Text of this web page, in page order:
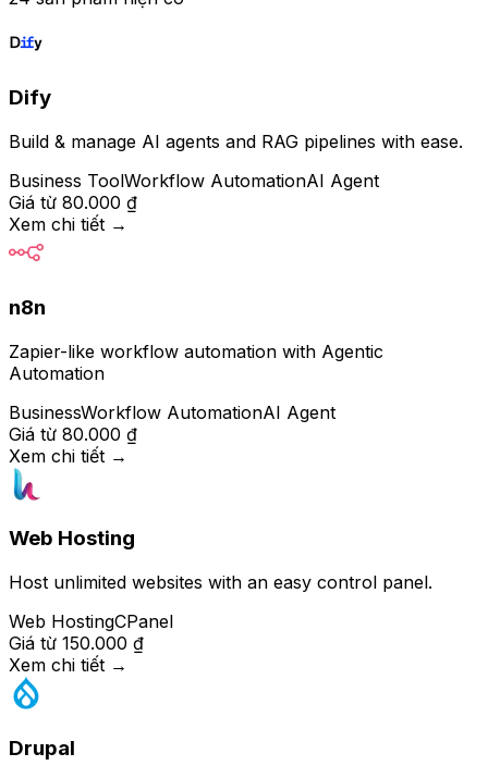
Dify
Build & manage AI agents and RAG pipelines with ease.
Business ToolWorkflow AutomationAI Agent
Giá từ 80.000 ₫
Xem chi tiết →
n8n
Zapier-like workflow automation with Agentic
Automation
BusinessWorkflow AutomationAI Agent
Giá từ 80.000 ₫
Xem chi tiết →
Web Hosting
Host unlimited websites with an easy control panel.
Web HostingCPanel
Giá từ 150.000 ₫
Xem chi tiết →
Drupal